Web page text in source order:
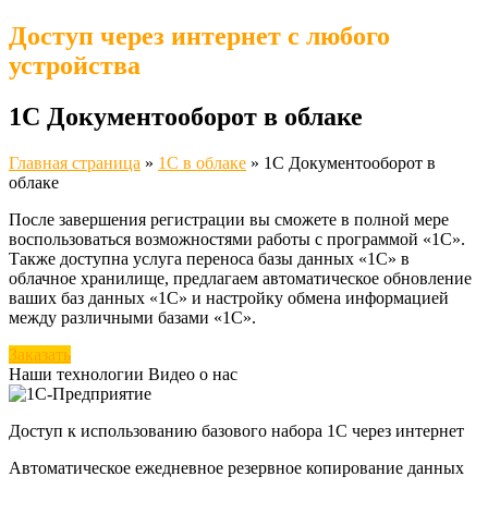
Доступ через интернет с любого
устройства
1С Документооборот в облаке
Главная страница » 1С в облаке » 1С Документооборот в
облаке
После завершения регистрации вы сможете в полной мере
воспользоваться возможностями работы с программой «1С».
Также доступна услуга переноса базы данных «1С» в
облачное хранилище, предлагаем автоматическое обновление
ваших баз данных «1С» и настройку обмена информацией
между различными базами «1С».
Заказать
Наши технологии Видео о нас
Доступ к использованию базового набора 1С через интернет
Автоматическое ежедневное резервное копирование данных